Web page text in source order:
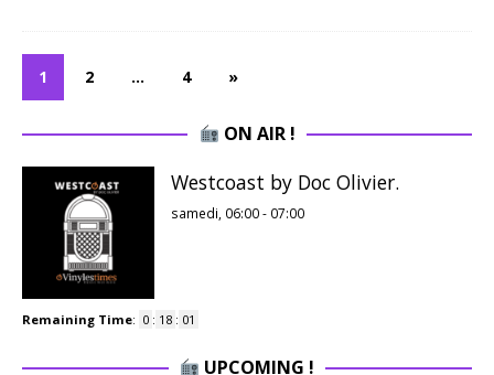
1 2 … 4 »
ON AIR !
Westcoast by Doc Olivier.
samedi, 06:00- 07:00
Remaining Time: 0 : 18 : 00
UPCOMING !